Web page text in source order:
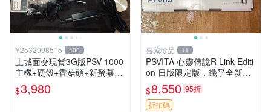
Y2532098515 400
土城面交現貨3G版PSV 1000
主機+硬殼+香菇頭+新螢幕玻
璃貼+初音掛繩+可改機版本8
成新 一年保修如照片所有的
$3,980
嘉藏珍品 11
PSVITA 心靈傳說R Link Editi
on 日版限定版，幾乎全新，
配件齊全，原裝包裝盒，說明
書，底座，掛件，布袋，卡都
在，游戲光盤已拆封但保存
$8,550 95折
折扣碼